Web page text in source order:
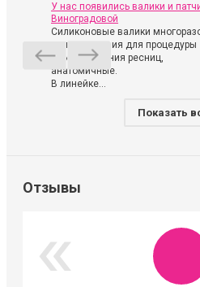
У нас появились валики и
Виноградовой
Силиконовые валики
использования для процедуры
ламинирования ресниц,
анатомичные.
В линейке...
Показать
Отзывы